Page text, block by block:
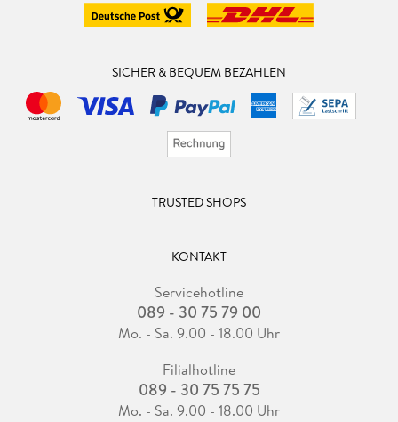
SICHER & BEQUEM BEZAHLEN
TRUSTED SHOPS
KONTAKT
Servicehotline
089 - 30 75 79 00
Mo. - Sa. 9.00 - 18.00 Uhr
Filialhotline
089 - 30 75 75 75
Mo. - Sa. 9.00 - 18.00 Uhr